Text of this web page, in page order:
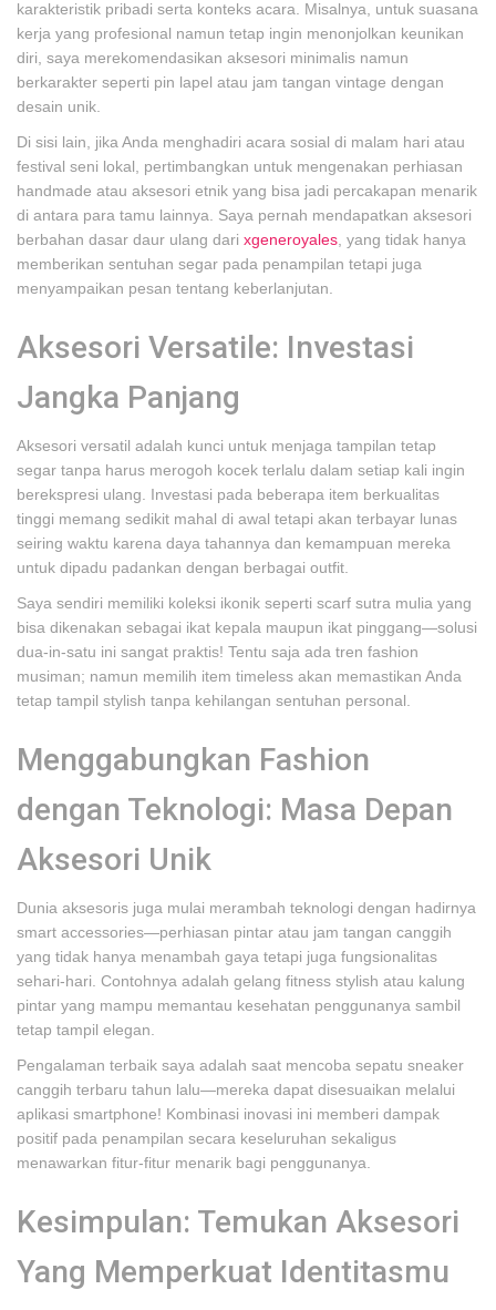
karakteristik pribadi serta konteks acara. Misalnya, untuk suasana
kerja yang profesional namun tetap ingin menonjolkan keunikan
diri, saya merekomendasikan aksesori minimalis namun
berkarakter seperti pin lapel atau jam tangan vintage dengan
desain unik.
Di sisi lain, jika Anda menghadiri acara sosial di malam hari atau
festival seni lokal, pertimbangkan untuk mengenakan perhiasan
handmade atau aksesori etnik yang bisa jadi percakapan menarik
di antara para tamu lainnya. Saya pernah mendapatkan aksesori
berbahan dasar daur ulang dari xgeneroyales , yang tidak hanya
memberikan sentuhan segar pada penampilan tetapi juga
menyampaikan pesan tentang keberlanjutan.
Aksesori Versatile: Investasi
Jangka Panjang
Aksesori versatil adalah kunci untuk menjaga tampilan tetap
segar tanpa harus merogoh kocek terlalu dalam setiap kali ingin
berekspresi ulang. Investasi pada beberapa item berkualitas
tinggi memang sedikit mahal di awal tetapi akan terbayar lunas
seiring waktu karena daya tahannya dan kemampuan mereka
untuk dipadu padankan dengan berbagai outfit.
Saya sendiri memiliki koleksi ikonik seperti scarf sutra mulia yang
bisa dikenakan sebagai ikat kepala maupun ikat pinggang—solusi
dua-in-satu ini sangat praktis! Tentu saja ada tren fashion
musiman; namun memilih item timeless akan memastikan Anda
tetap tampil stylish tanpa kehilangan sentuhan personal.
Menggabungkan Fashion
dengan Teknologi: Masa Depan
Aksesori Unik
Dunia aksesoris juga mulai merambah teknologi dengan hadirnya
smart accessories—perhiasan pintar atau jam tangan canggih
yang tidak hanya menambah gaya tetapi juga fungsionalitas
sehari-hari. Contohnya adalah gelang fitness stylish atau kalung
pintar yang mampu memantau kesehatan penggunanya sambil
tetap tampil elegan.
Pengalaman terbaik saya adalah saat mencoba sepatu sneaker
canggih terbaru tahun lalu—mereka dapat disesuaikan melalui
aplikasi smartphone! Kombinasi inovasi ini memberi dampak
positif pada penampilan secara keseluruhan sekaligus
menawarkan fitur-fitur menarik bagi penggunanya.
Kesimpulan: Temukan Aksesori
Yang Memperkuat Identitasmu